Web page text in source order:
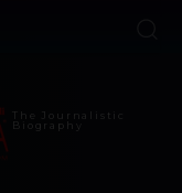
The Journalistic
Biography